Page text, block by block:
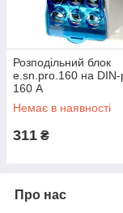
Розподільний блок
e.sn.pro.160 на DIN-
160 А
Немає в наявності
311 ₴
Про нас